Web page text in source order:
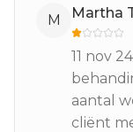
M Martha
11 nov
aantal
cliënt